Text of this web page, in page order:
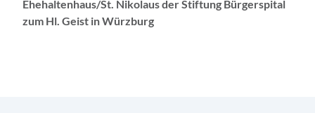
Ehehaltenhaus/St. Nikolaus der Stiftung Bürgerspital
zum Hl. Geist in Würzburg